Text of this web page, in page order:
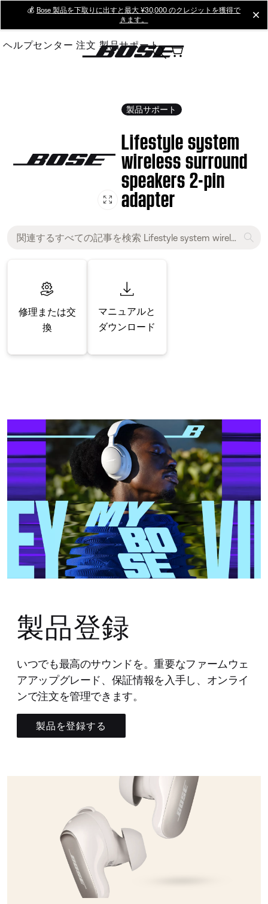
Main
💰 Bose 製品を下取りに出すと最大 ¥30,000 のクレジットを獲得で
きます。
ヘルプセンター 注文 製品サポート
製品サポート
Lifestyle system
wireless surround
speakers 2-pin
adapter
修理または交
換
マニュアルと
ダウンロード
製品登録
いつでも最高のサウンドを。重要なファームウェ
アアップグレード、保証情報を入手し、オンライ
ンで注文を管理できます。
製品を登録する